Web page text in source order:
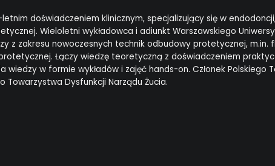
doświadczeniem klinicznym, specjalizujący się w
Wieloletni wykładowca i adiunkt Warszawskiego
z zakresu nowoczesnych technik odbudowy protetycznej, m.in.
Łączy wiedzę teoretyczną z doświadczeniem
wiedzy w formie wykładów i zajęć hands-on. Członek Polskiego
Towarzystwa Dysfunkcji Narządu Żucia.